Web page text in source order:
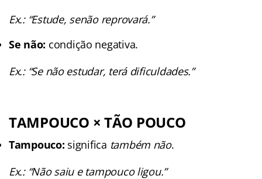
Ex.: “Estude, senão reprovará.”
Se não: condição negativa.
Ex.: “Se não estudar, terá dificuldades.”
TAMPOUCO × TÃO POUCO
Tampouco: significa também não.
Ex.: “Não saiu e tampouco ligou.”